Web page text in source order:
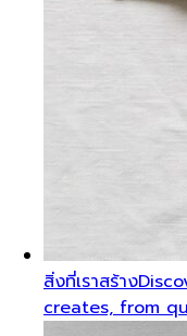
สิ่งที่เราสร้าง
creates, from